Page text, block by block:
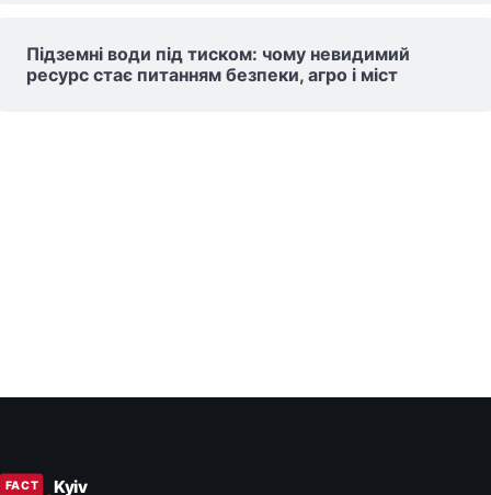
Підземні води під тиском: чому невидимий
ресурс стає питанням безпеки, агро і міст